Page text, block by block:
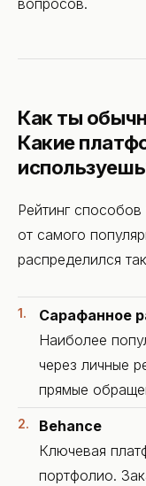
вопросов.
Как ты
Какие
Рейтинг
от самого
распределился
Сарафанное
Наиболее
через личные
прямые
Behance
Ключевая
портфолио.